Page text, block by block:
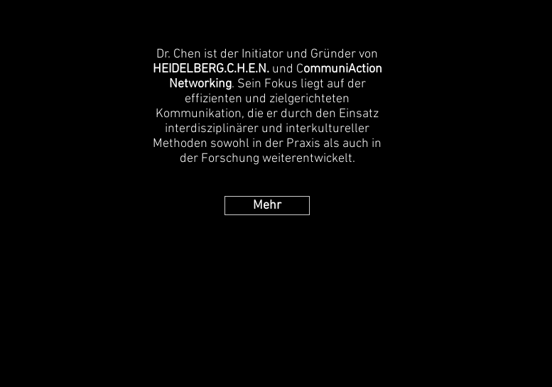
Dr. Chen ist der Initiator und Gründer von
HEIDELBERG.C.H.E.N.und CommuniAction
Networking. Sein Fokus liegt auf der
effizienten und zielgerichteten
Kommunikation, die er durch den Einsatz
interdisziplinärer und interkultureller
Methoden sowohl in der Praxis als auch in
der Forschung weiterentwickelt.
Mehr